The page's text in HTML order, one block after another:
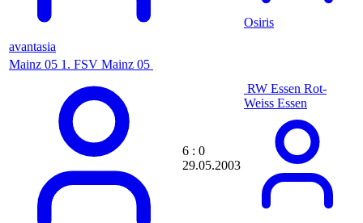
chrisinho2011
Chris Marx
Chrissi88
Christian
Christian17Nrw
Christian Welsch
Christopher Sass
Christoph Markert
chrisweb
Chris_sgd44
Cihat6161
Cimbom
cinecitta2
avantasia
Osiris
Mainz 05 1. FSV Mainz 05
6 : 0
29.05.2003
RW Essen Rot-
Weiss Essen